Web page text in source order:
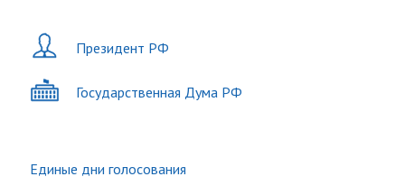
Президент РФ
Государственная Дума РФ
Единые дни голосования